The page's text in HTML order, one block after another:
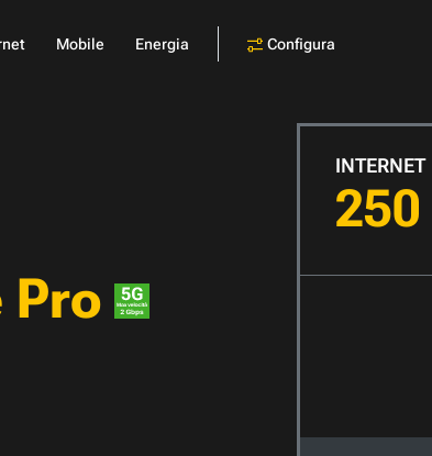
Mobile Energia Configura
Pro
INTERNET
250